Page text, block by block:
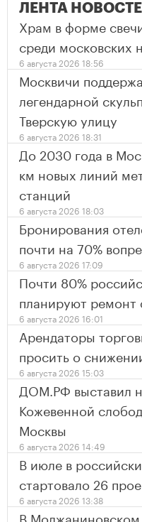
ЛЕНТА
Храм в форме
среди московских
6 августа 2026 18:56
Москвичи
легендарной
Тверскую улицу
6 августа 2026 18:31
До 2030 года в
км новых линий
станций
6 августа 2026 18:03
Бронирования
почти на 70%
6 августа 2026 17:09
Почти 80%
планируют
6 августа 2026 16:01
Арендаторы
просить о
6 августа 2026 15:03
ДОМ.РФ выставил
Кожевенной
Москвы
6 августа 2026 14:49
В июле в
стартовало 26
6 августа 2026 13:38
В Молжаниновском